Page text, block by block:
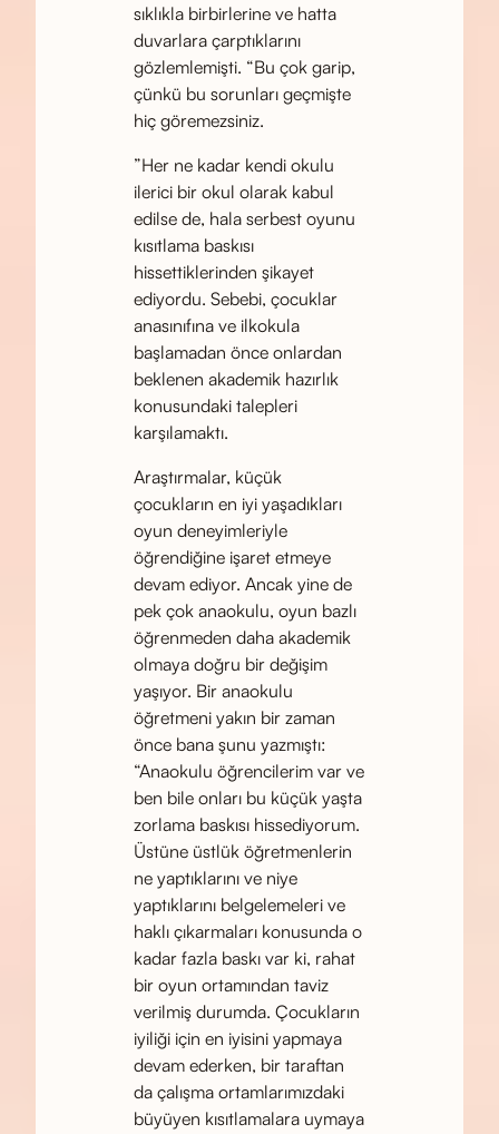
sıklıkla birbirlerine ve hatta
duvarlara çarptıklarını
gözlemlemişti. “Bu çok garip,
çünkü bu sorunları geçmişte
hiç göremezsiniz.
”Her ne kadar kendi okulu
ilerici bir okul olarak kabul
edilse de, hala serbest oyunu
kısıtlama baskısı
hissettiklerinden şikayet
ediyordu. Sebebi, çocuklar
anasınıfına ve ilkokula
başlamadan önce onlardan
beklenen akademik hazırlık
konusundaki talepleri
karşılamaktı.
Araştırmalar, küçük
çocukların en iyi yaşadıkları
oyun deneyimleriyle
öğrendiğine işaret etmeye
devam ediyor. Ancak yine de
pek çok anaokulu, oyun bazlı
öğrenmeden daha akademik
olmaya doğru bir değişim
yaşıyor. Bir anaokulu
öğretmeni yakın bir zaman
önce bana şunu yazmıştı:
“Anaokulu öğrencilerim var ve
ben bile onları bu küçük yaşta
zorlama baskısı hissediyorum.
Üstüne üstlük öğretmenlerin
ne yaptıklarını ve niye
yaptıklarını belgelemeleri ve
haklı çıkarmaları konusunda o
kadar fazla baskı var ki, rahat
bir oyun ortamından taviz
verilmiş durumda. Çocukların
iyiliği için en iyisini yapmaya
devam ederken, bir taraftan
da çalışma ortamlarımızdaki
büyüyen kısıtlamalara uymaya